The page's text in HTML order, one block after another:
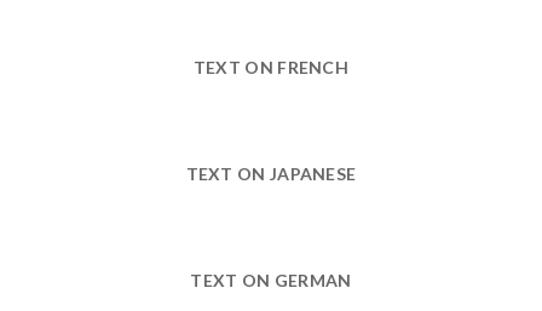
TEXT ON FRENCH
TEXT ON JAPANESE
TEXT ON GERMAN